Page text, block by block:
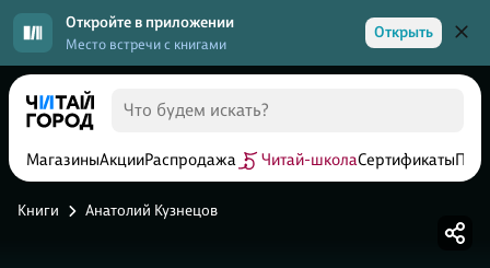
Откройте в приложении
Место встречи с книгами
Открыть
МагазиныАкцииРаспродажа Читай-школаСертификаты
Книги Анатолий Кузнецов